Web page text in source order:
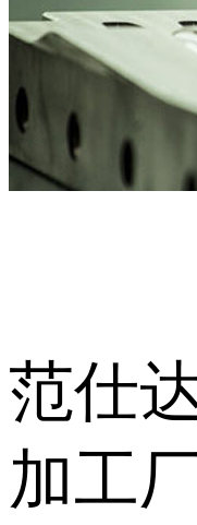
范仕
加工